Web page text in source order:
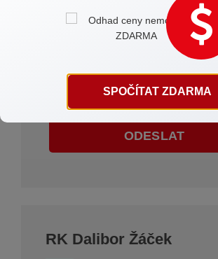
Souhlasím sezpracováním
ODESLAT
RK Dalibor Žáček
SPOČÍTAT ZDARMA